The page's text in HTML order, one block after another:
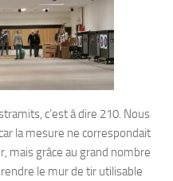
c’est à dire 210. Nous
la mesure ne correspondait
mais grâce au grand nombre
le mur de tir utilisable